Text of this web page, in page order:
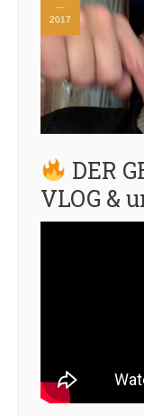
2017
DER
VLOG &